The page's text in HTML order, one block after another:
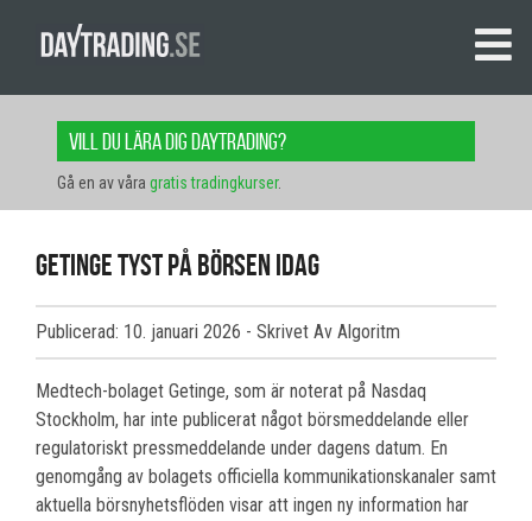
Vill du lära dig daytrading?
Gå en av våra gratis tradingkurser.
Getinge tyst på börsen idag
Publicerad: 10. januari 2026 - Skrivet Av Algoritm
Medtech-bolaget Getinge, som är noterat på Nasdaq
Stockholm, har inte publicerat något börsmeddelande eller
regulatoriskt pressmeddelande under dagens datum. En
genomgång av bolagets officiella kommunikationskanaler samt
aktuella börsnyhetsflöden visar att ingen ny information har